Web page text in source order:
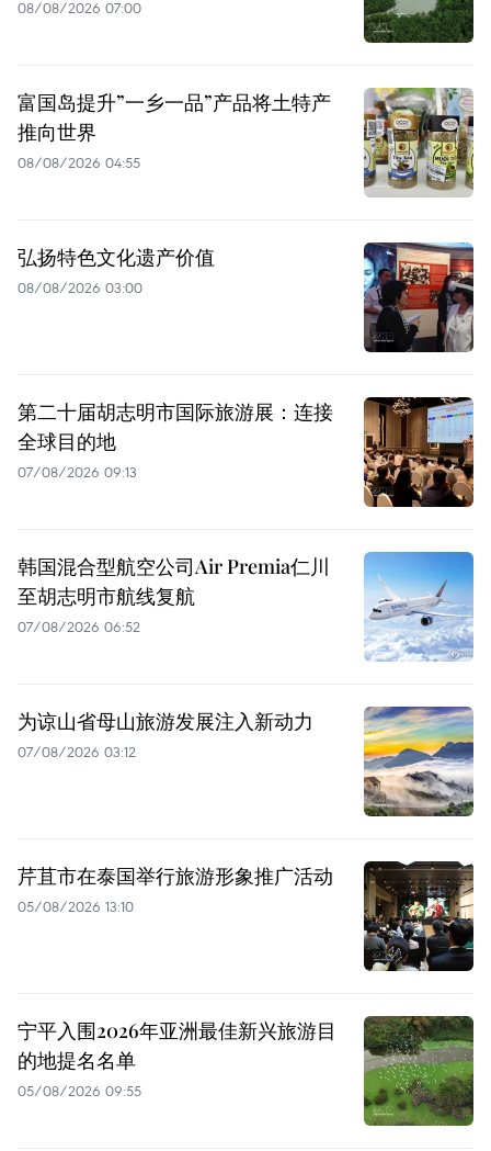
08/08/2026 07:00
富国岛提升”一乡一品”产品将土特产
推向世界
08/08/2026 04:55
弘扬特色文化遗产价值
08/08/2026 03:00
第二十届胡志明市国际旅游展：连接
全球目的地
07/08/2026 09:13
韩国混合型航空公司Air Premia仁川
至胡志明市航线复航
07/08/2026 06:52
为谅山省母山旅游发展注入新动力
07/08/2026 03:12
芹苴市在泰国举行旅游形象推广活动
05/08/2026 13:10
宁平入围2026年亚洲最佳新兴旅游目
的地提名名单
05/08/2026 09:55